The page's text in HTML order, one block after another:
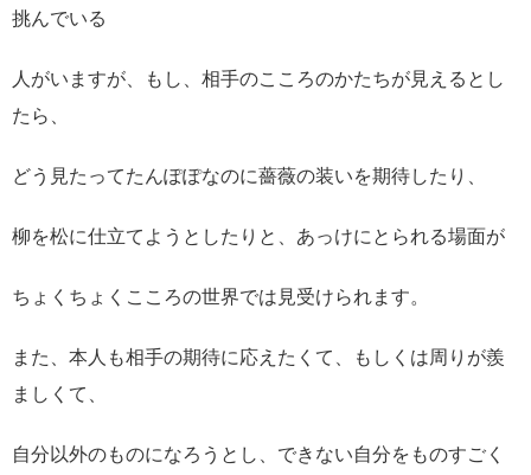
挑んでいる
人がいますが、もし、相手のこころのかたちが見えるとし
たら、
どう見たってたんぽぽなのに薔薇の装いを期待したり、
柳を松に仕立てようとしたりと、 あっけにとられる場面が
ちょくちょくこころの世界では見受けられます。
また、本人も相手の期待に応えたくて、もしくは周りが羨
ましくて、
自分以外のものになろ うとし、できない自分をものすごく